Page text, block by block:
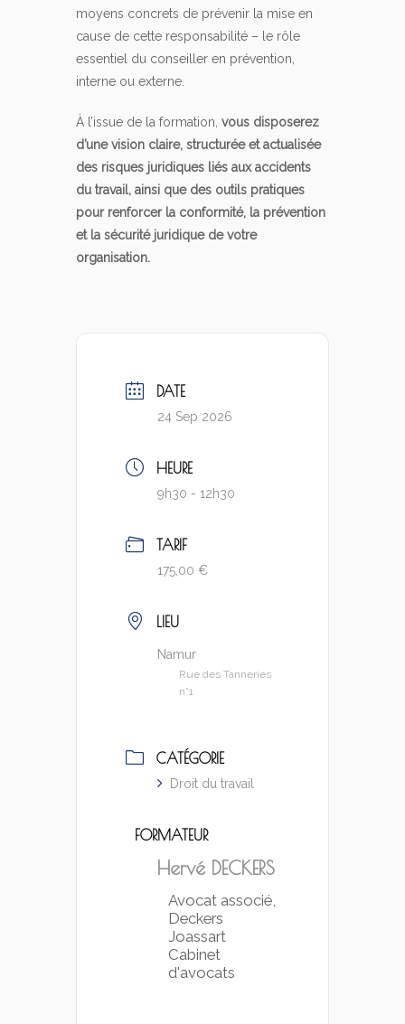
moyens concrets de prévenir la mise en
cause de cette responsabilité – le rôle
essentiel du conseiller en prévention,
interne ou externe.
À l’issue de la formation, vous disposerez
d’une vision claire, structurée et actualisée
des risques juridiques liés aux accidents
du travail, ainsi que des outils pratiques
pour renforcer la conformité, la prévention
et la sécurité juridique de votre
organisation.
DATE
24 Sep 2026
HEURE
9h30 - 12h30
TARIF
175,00 €
LIEU
Namur
Rue des Tanneries
n°1
CATÉGORIE
Droit du travail
FORMATEUR
Hervé DECKERS
Avocat associé,
Deckers
Joassart
Cabinet
d'avocats